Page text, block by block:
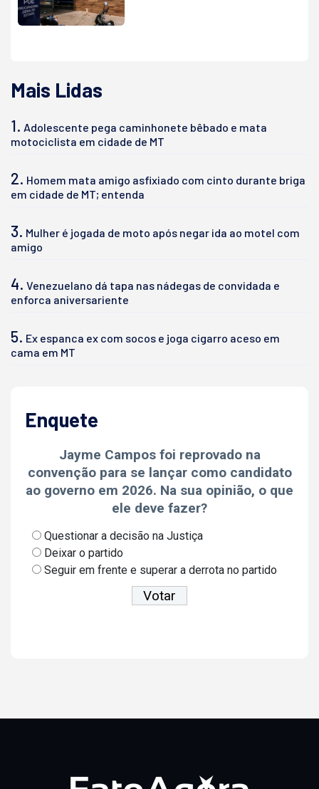
Mais Lidas
1. Adolescente pega caminhonete bêbado e mata
motociclista em cidade de MT
2. Homem mata amigo asfixiado com cinto durante briga
em cidade de MT; entenda
3. Mulher é jogada de moto após negar ida ao motel com
amigo
4. Venezuelano dá tapa nas nádegas de convidada e
enforca aniversariente
5. Ex espanca ex com socos e joga cigarro aceso em
cama em MT
Enquete
Jayme Campos foi reprovado na
convenção para se lançar como candidato
ao governo em 2026. Na sua opinião, o que
ele deve fazer?
Questionar a decisão na Justiça
Deixar o partido
Seguir em frente e superar a derrota no partido